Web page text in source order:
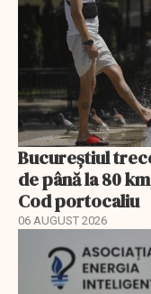
Bucureștiul
de până la 80
Cod portocaliu
06 AUGUST 2026